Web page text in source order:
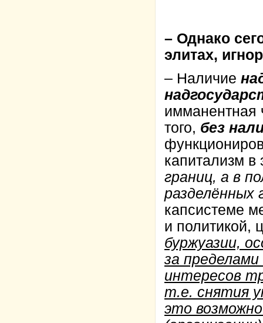
– Однако
элитах,
– Наличие
имманентная
того, без
капитализм в
границ, а в
разделённых
капсистеме
и политикой,
буржуазии,
за
интересов
т.е. снятия
это